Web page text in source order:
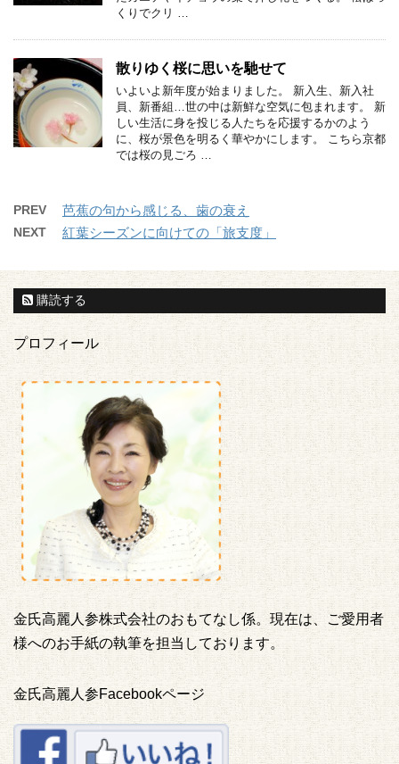
くりでクリ …
散りゆく桜に思いを馳せて
いよいよ新年度が始まりました。 新入生、新入社
員、新番組…世の中は新鮮な空気に包まれます。 新
しい生活に身を投じる人たちを応援するかのよう
に、桜が景色を明るく華やかにします。 こちら京都
では桜の見ごろ …
PREV 芭蕉の句から感じる、歯の衰え
NEXT 紅葉シーズンに向けての「旅支度」
購読する
プロフィール
金氏高麗人参株式会社のおもてなし係。現在は、ご愛用者
様へのお手紙の執筆を担当しております。
金氏高麗人参Facebookページ